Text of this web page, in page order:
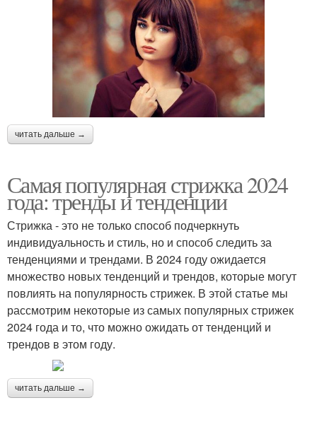
читать дальше →
Самая популярная стрижка 2024
года: тренды и тенденции
Стрижка - это не только способ подчеркнуть
индивидуальность и стиль, но и способ следить за
тенденциями и трендами. В 2024 году ожидается
множество новых тенденций и трендов, которые могут
повлиять на популярность стрижек. В этой статье мы
рассмотрим некоторые из самых популярных стрижек
2024 года и то, что можно ожидать от тенденций и
трендов в этом году.
читать дальше →